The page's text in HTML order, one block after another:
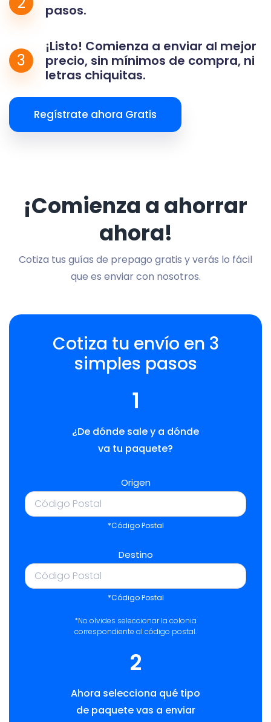
pasos.
3
¡Listo! Comienza a enviar al mejor
precio, sin mínimos de compra, ni
letras chiquitas.
Regístrate ahora Gratis
¡Comienza a ahorrar
ahora!
Cotiza tus guías de prepago gratis y verás lo fácil
que es enviar con nosotros.
Cotiza tu envío en 3
simples pasos
1
¿De dónde sale y a dónde
va tu paquete?
Origen
*Código Postal
Destino
*Código Postal
*No olvides seleccionar la colonia
correspondiente al código postal.
2
Ahora selecciona qué tipo
de paquete vas a enviar